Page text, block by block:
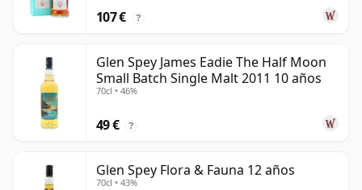
107 € ?
Glen Spey James Eadie The Half Moon
Small Batch Single Malt 2011 10 años
70cl • 46%
49 € ?
Glen Spey Flora & Fauna 12 años
70cl • 43%